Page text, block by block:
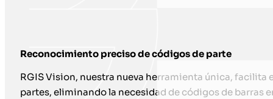
Reconocimiento preciso de códigos de parte
RGIS Vision, nuestra nueva herramienta única, facilita
partes, eliminando la necesidad de códigos de barras